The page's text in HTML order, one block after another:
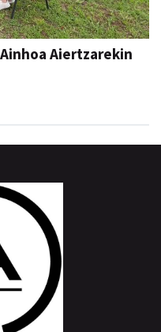
Aiertzarekin